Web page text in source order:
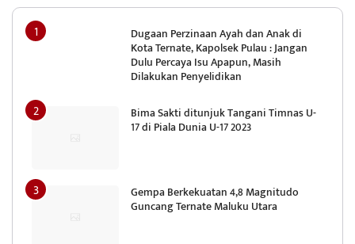
Dugaan Perzinaan Ayah dan Anak di
Kota Ternate, Kapolsek Pulau : Jangan
Dulu Percaya Isu Apapun, Masih
Dilakukan Penyelidikan
Bima Sakti ditunjuk Tangani Timnas U-
17 di Piala Dunia U-17 2023
Gempa Berkekuatan 4,8 Magnitudo
Guncang Ternate Maluku Utara